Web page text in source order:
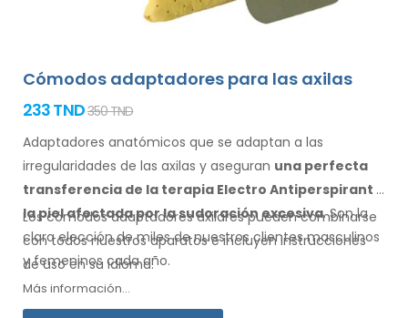
Cómodos adaptadores para las axilas
233 TND350 TND
Adaptadores anatómicos que se adaptan a las
irregularidades de las axilas y aseguran una perfecta
transferencia de la terapia Electro Antiperspirant a
la pielafectada por la sudoración excesiva. Son la
clara elección de miles de nuestros clientes masculinos
y femeninos cada año.
Los cómodos adaptadoresaxilarespueden combinarse
contodosnuestros aparatos e incluyen instrucciones
deuso en su idioma.
Más información...